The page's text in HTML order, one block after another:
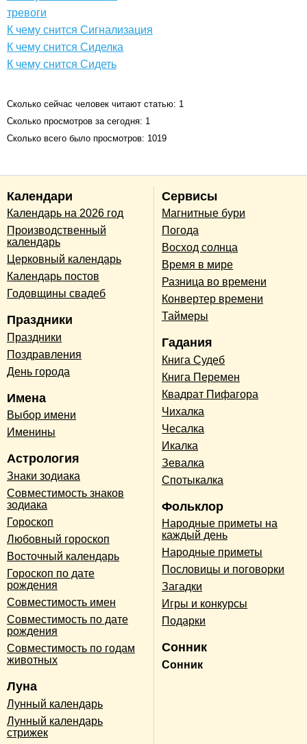
тревоги
К чему снится Сигнализация
К чему снится Сиделка
К чему снится Сидеть
Сколько сейчас человек читают статью: 1
Сколько просмотров за сегодня: 1
Сколько всего было просмотров: 1019
Календари
Календарь на 2026 год
Производственный
календарь
Церковный календарь
Календарь постов
Годовщины свадеб
Праздники
Праздники
Поздравления
День города
Имена
Выбор имени
Именины
Астрология
Знаки зодиака
Совместимость знаков
зодиака
Гороскоп
Любовный гороскоп
Восточный календарь
Гороскоп по дате
рождения
Совместимость имен
Совместимость по дате
рождения
Совместимость по годам
животных
Луна
Лунный календарь
Лунный календарь
стрижек
Сервисы
Магнитные бури
Погода
Восход солнца
Время в мире
Разница во времени
Конвертер времени
Таймеры
Гадания
Книга Судеб
Книга Перемен
Квадрат Пифагора
Чихалка
Чесалка
Икалка
Зевалка
Спотыкалка
Фольклор
Народные приметы на
каждый день
Народные приметы
Пословицы и поговорки
Загадки
Игры и конкурсы
Подарки
Сонник
Сонник